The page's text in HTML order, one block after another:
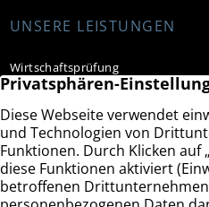
UNSERE LEISTUNGEN
Wirtschaftsprüfung
Steuerberatung
Rechnungswesen
Unternehmensberatung